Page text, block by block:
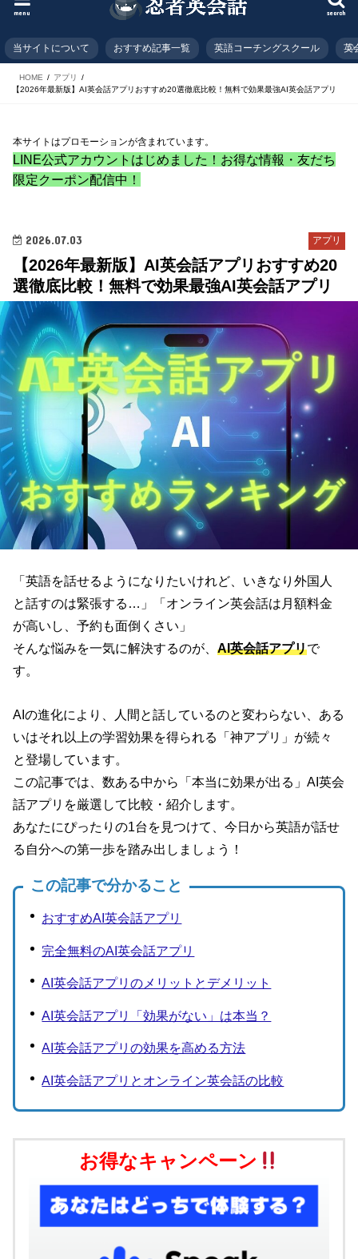
search
menu
当サイトについて おすすめ記事一覧 英語コーチングスクール 英
HOME
アプリ
【2026年最新版】AI英会話アプリおすすめ20選徹底比較！無料で効果最強AI英会話アプリ
本サイトはプロモーションが含まれています。
LINE公式アカウントはじめました！お得な情報・友だち
限定クーポン配信中！
アプリ
2026.07.03
【2026年最新版】AI英会話アプリおすすめ20
選徹底比較！無料で効果最強AI英会話アプリ
「英語を話せるようになりたいけれど、いきなり外国人
と話すのは緊張する…」「オンライン英会話は月額料金
が高いし、予約も面倒くさい」
そんな悩みを一気に解決するのが、AI英会話アプリで
す。
AIの進化により、人間と話しているのと変わらない、ある
いはそれ以上の学習効果を得られる「神アプリ」が続々
と登場しています。
この記事では、数ある中から「本当に効果が出る」AI英会
話アプリを厳選して比較・紹介します。
あなたにぴったりの1台を見つけて、今日から英語が話せ
る自分への第一歩を踏み出しましょう！
この記事で分かること
おすすめAI英会話アプリ
完全無料のAI英会話アプリ
AI英会話アプリのメリットとデメリット
AI英会話アプリ「効果がない」は本当？
AI英会話アプリの効果を高める方法
AI英会話アプリとオンライン英会話の比較
お得なキャンペーン